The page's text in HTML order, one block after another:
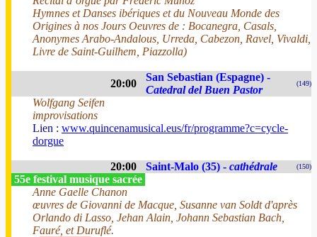
Hymnes et Danses ibériques et du Nouveau Monde des
Origines à nos Jours Oeuvres de : Bocanegra, Casals,
Anonymes Arabo-Andalous, Urreda, Cabezon, Ravel, Vivaldi,
Livre de Saint-Guilhem, Piazzolla)
20:00
San Sebastian (Espagne) -
Catedral del Buen Pastor
(149)
Wolfgang Seifen
improvisations
Lien : www.quincenamusical.eus/fr/programme?c=cycle-
dorgue
20:00 Saint-Malo (35) - cathédrale (150)
55e festival musique sacrée
Anne Gaelle Chanon
œuvres de Giovanni de Macque, Susanne van Soldt d'après
Orlando di Lasso, Jehan Alain, Johann Sebastian Bach,
Fauré, et Duruflé.